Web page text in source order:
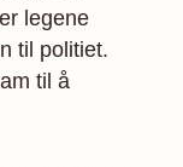
legene
til politiet.
til å